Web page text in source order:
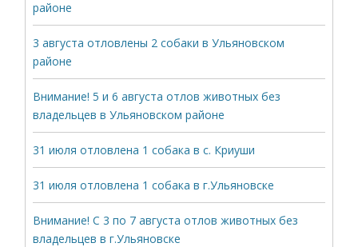
районе
3 августа отловлены 2 собаки в Ульяновском
районе
Внимание! 5 и 6 августа отлов животных без
владельцев в Ульяновском районе
31 июля отловлена 1 собака в с. Криуши
31 июля отловлена 1 собака в г.Ульяновске
Внимание! С 3 по 7 августа отлов животных без
владельцев в г.Ульяновске